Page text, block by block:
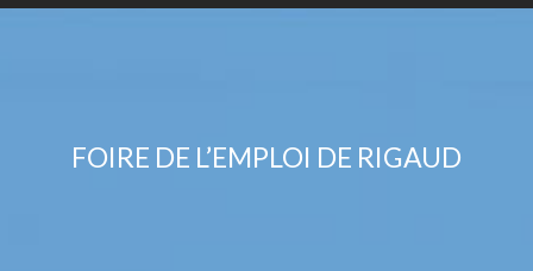
FOIRE DE L’EMPLOI DE RIGAUD